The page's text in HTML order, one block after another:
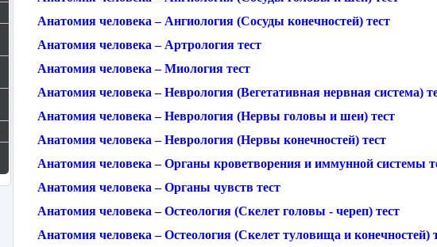
Анатомия человека – Ангиология (Сосуды конечностей) тест
Анатомия человека – Артрология тест
Анатомия человека – Миология тест
Анатомия человека – Неврология (Вегетативная нервная система)
Анатомия человека – Неврология (Нервы головы и шеи) тест
Анатомия человека – Неврология (Нервы конечностей) тест
Анатомия человека – Органы кроветворения и иммунной системы
Анатомия человека – Органы чувств тест
Анатомия человека – Остеология (Скелет головы - череп) тест
Анатомия человека – Остеология (Скелет туловища и конечностей)